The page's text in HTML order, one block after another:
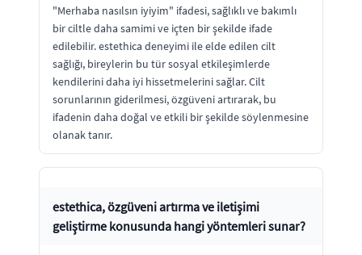
"Merhaba nasılsın iyiyim" ifadesi, sağlıklı ve bakımlı
bir ciltle daha samimi ve içten bir şekilde ifade
edilebilir. estethica deneyimi ile elde edilen cilt
sağlığı, bireylerin bu tür sosyal etkileşimlerde
kendilerini daha iyi hissetmelerini sağlar. Cilt
sorunlarının giderilmesi, özgüveni artırarak, bu
ifadenin daha doğal ve etkili bir şekilde söylenmesine
olanak tanır.
estethica, özgüveni artırma ve iletişimi
geliştirme konusunda hangi yöntemleri sunar?